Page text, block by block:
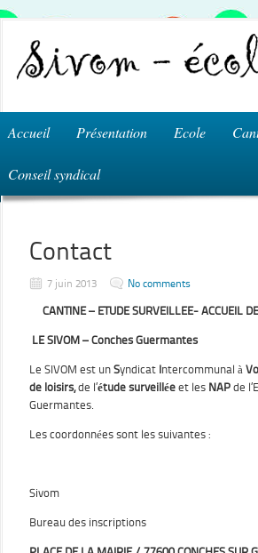
Accueil Présentation Ecole
Conseil syndical
Contact
7 juin 2013 No comments
CANTINE – ETUDE SURVEILLEE- ACCUEIL
LE SIVOM – Conches Guermantes
Le SIVOM est un Syndicat Intercommunal à Vo
de loisirs,de l’étude surveillée et les NAP de
Guermantes.
Les coordonnées sont les suivantes :
Sivom
Bureau des inscriptions